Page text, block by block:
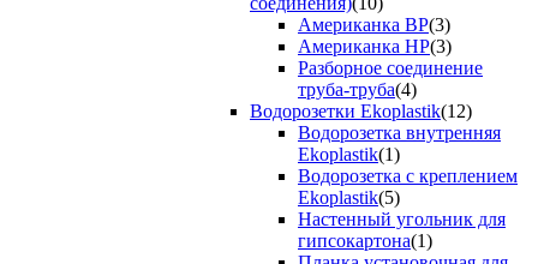
Американка ВР(3)
Американка НР(3)
Разборное соединение
труба-труба(4)
Водорозетки Ekoplastik(12)
Водорозетка внутренняя
Ekoplastik(1)
Водорозетка с креплением
Ekoplastik(5)
Настенный угольник для
гипсокартона(1)